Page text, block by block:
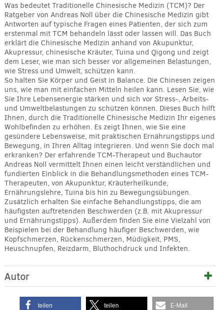
Was bedeutet Traditionelle Chinesische Medizin (TCM)? Der
Ratgeber von Andreas Noll über die Chinesische Medizin gibt
Antworten auf typische Fragen eines Patienten, der sich zum
erstenmal mit TCM behandeln lässt oder lassen will. Das Buch
erklärt die Chinesische Medizin anhand von Akupunktur,
Akupressur, chinesische Kräuter, Tuina und Qigong und zeigt
dem Leser, wie man sich besser vor allgemeinen Belastungen,
wie Stress und Umwelt, schützen kann.
So halten Sie Körper und Geist in Balance. Die Chinesen zeigen
uns, wie man mit einfachen Mitteln heilen kann. Lesen Sie, wie
Sie Ihre Lebensenergie stärken und sich vor Stress-, Arbeits-
und Umweltbelastungen zu schützen können. Dieses Buch hilft
Ihnen, durch die Traditionelle Chinesische Medizin Ihr eigenes
Wohlbefinden zu erhöhen. Es zeigt Ihnen, wie Sie eine
gesündere Lebensweise, mit praktischen Ernährungstipps und
Bewegung, in Ihren Alltag integrieren. Und wenn Sie doch mal
erkranken? Der erfahrende TCM-Therapeut und Buchautor
Andreas Noll vermittelt Ihnen einen leicht verständlichen und
fundierten Einblick in die Behandlungsmethoden eines TCM-
Therapeuten, von Akupunktur, Kräuterheilkunde,
Ernährungslehre, Tuina bis hin zu Bewegungsübungen.
Zusätzlich erhalten Sie einfache Behandlungstipps, die am
häufigsten auftretenden Beschwerden (z.B. mit Akupressur
und Ernährungstipps). Außerdem finden Sie eine Vielzahl von
Beispielen bei der Behandlung häufiger Beschwerden, wie
Kopfschmerzen, Rückenschmerzen, Müdigkeit, PMS,
Heuschnupfen, Reizdarm, Bluthochdruck und Infekten.
Autor
teilen teilen E-Mail